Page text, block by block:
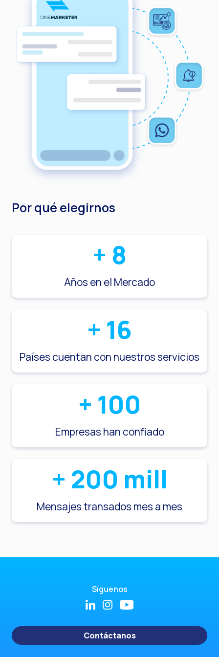
Por qué elegirnos
+ 8
Años en el Mercado
+ 16
Países cuentan con nuestros servicios
+ 100
Empresas han confiado
+ 200 mill
Mensajes transados mes a mes
Síguenos
Contáctanos